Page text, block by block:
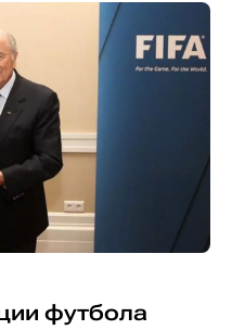
футбола